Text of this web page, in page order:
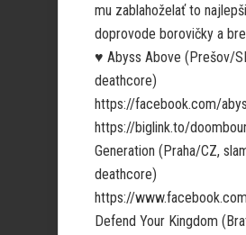
mu zablahoželať to
doprovode borovičky a
♥ Abyss Above (Prešov/
deathcore)
https://facebook.com/
https://biglink.to/
Generation (Praha/CZ,
deathcore)
https://
Defend Your Kingdom